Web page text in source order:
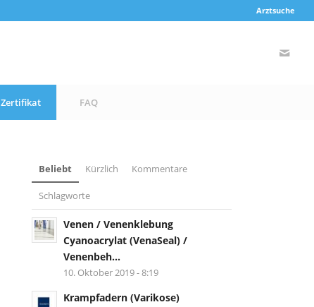
Arztsuche
Zertifikat FAQ
Beliebt Kürzlich Kommentare
Schlagworte
Venen / Venenklebung
Cyanoacrylat (VenaSeal) /
Venenbeh...
10. Oktober 2019 - 8:19
Krampfadern (Varikose)